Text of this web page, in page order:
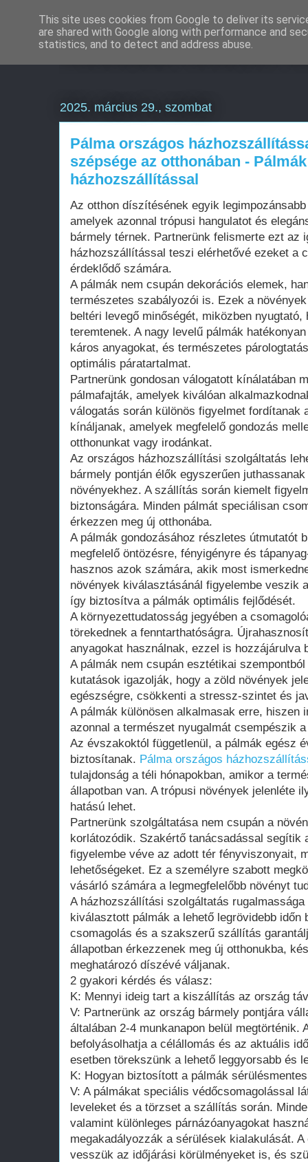
Weboldal készítés
2025. március 29., szombat
Pálma országos
szépsége az otthonában -
házhozszállítással
Az otthon díszítésének egyik
amelyek azonnal trópusi hangulatot és
bármely térnek. Partnerünk felismerte ezt az
házhozszállítással teszi elérhetővé ezeket a
érdeklődő számára.
A pálmák nem csupán dekorációs elemek,
természetes szabályozói is. Ezek a
beltéri levegő minőségét, miközben
teremtenek. A nagy levelű pálmák
káros anyagokat, és természetes
optimális páratartalmat.
Partnerünk gondosan válogatott kínálatában
pálmafajták, amelyek kiválóan
válogatás során különös figyelmet fordítanak
kínáljanak, amelyek megfelelő gondozás
otthonunkat vagy irodánkat.
Az országos házhozszállítási szolgáltatás
bármely pontján élők egyszerűen
növényekhez. A szállítás során kiemelt
biztonságára. Minden pálmát speciálisan
érkezzen meg új otthonába.
A pálmák gondozásához részletes útmutatót
megfelelő öntözésre, fényigényre és
hasznos azok számára, akik most
növények kiválasztásánál figyelembe veszik
így biztosítva a pálmák optimális fejlődését.
A környezettudatosság jegyében a
törekednek a fenntarthatóságra.
anyagokat használnak, ezzel is hozzájárulva
A pálmák nem csupán esztétikai
kutatások igazolják, hogy a zöld növények
egészségre, csökkenti a stressz-szintet és
A pálmák különösen alkalmasak erre, hiszen
azonnal a természet nyugalmát csempészik
Az évszakoktól függetlenül, a pálmák egész
biztosítanak. Pálma országos
tulajdonság a téli hónapokban, amikor a
állapotban van. A trópusi növények jelenléte
hatású lehet.
Partnerünk szolgáltatása nem csupán a
korlátozódik. Szakértő tanácsadással segítik
figyelembe véve az adott tér fényviszonyait,
lehetőségeket. Ez a személyre szabott
vásárló számára a legmegfelelőbb növényt
A házhozszállítási szolgáltatás
kiválasztott pálmák a lehető legrövidebb időn
csomagolás és a szakszerű szállítás
állapotban érkezzenek meg új otthonukba,
meghatározó díszévé váljanak.
2 gyakori kérdés és válasz:
K: Mennyi ideig tart a kiszállítás az ország
V: Partnerünk az ország bármely pontjára
általában 2-4 munkanapon belül megtörténik.
befolyásolhatja a célállomás és az aktuális
esetben törekszünk a lehető leggyorsabb és
K: Hogyan biztosított a pálmák
V: A pálmákat speciális védőcsomagolással
leveleket és a törzset a szállítás során.
valamint különleges párnázóanyagokat
megakadályozzák a sérülések kialakulását.
vesszük az időjárási körülményeket is, és
This site uses cookies from Google to deliver its
are shared with Google along with performance and
statistics, and to detect and address abuse.